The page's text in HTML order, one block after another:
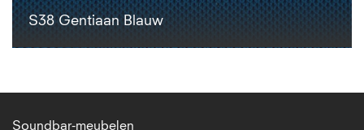
S38 Gentiaan Blauw
Soundbar-meubelen